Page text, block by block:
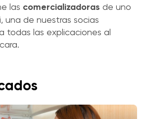
las comercializadoras de uno
una de nuestras socias
todas las explicaciones al